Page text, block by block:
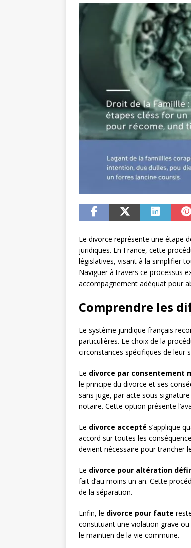
Le divorce représente une étape
juridiques. En France, cette
législatives, visant à la simplifier
Naviguer à travers ce processus
accompagnement adéquat pour
Comprendre les
Le système juridique français
particulières. Le choix de la
circonstances spécifiques de leur
Le divorce par consentement
le principe du divorce et ses
sans juge, par acte sous
notaire. Cette option présente
Le divorce accepté s’applique
accord sur toutes les
devient nécessaire pour trancher
Le divorce pour altération
fait d’au moins un an. Cette
de la séparation.
Enfin, le divorce pour faute
constituant une violation grave
le maintien de la vie commune.